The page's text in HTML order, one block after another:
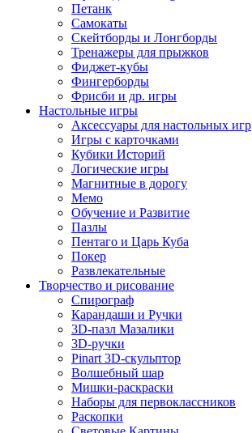
Петанк
Самокаты
Скейтборды и Лонгборды
Тренажеры для прыжков
Фиджет-кубы
Фингерборды
Фрисби и др. игры
Настольные игры
Аксессуары для настольных игр
Игры с карточками
Кубики Историй
Логические игры
Магнитные в дорогу
Мемо
Обучение и Развитие
Пазлы
Пентаго и Царь Куба
Покер
Развлекательные
Творчество и рисование
Спирограф
Карандаши и Ручки
3D-пазл Мазалики
3D-ручки
Pinart 3D-скульптор
Волшебный шар
Мишки-раскраски
Наборы для первоклассников
Раскопки